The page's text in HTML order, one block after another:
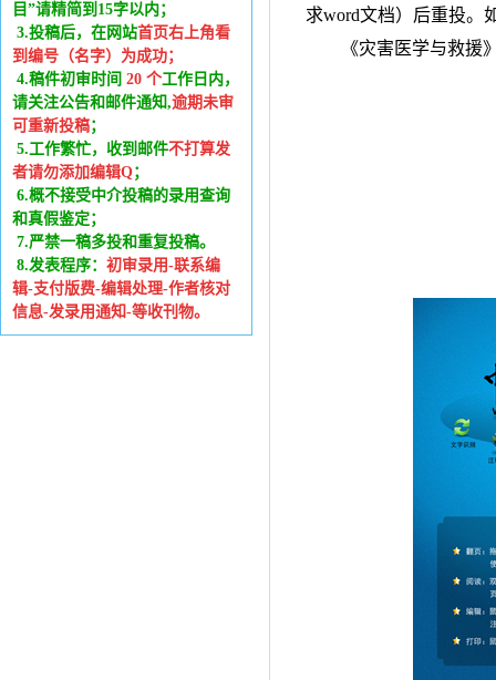
目”请精简到15字以内；
3.投稿后，在网站首页右上角看
到编号（名字）为成功；
4.稿件初审时间 20 个工作日内 ，
请关注公告和邮件通知,逾期未审
可重新投稿；
5.工作繁忙，收到邮件不打算发
者请勿添加编辑Q；
6.概不接受中介投稿的录用查询
和真假鉴定；
7.严禁一稿多投和重复投稿。
8.发表程序： 初审录用-联系编
辑-支付版费-编辑处理-作者核对
信息-发录用通知-等收刊物。
求word文档）后重投。
《灾害医学与救援